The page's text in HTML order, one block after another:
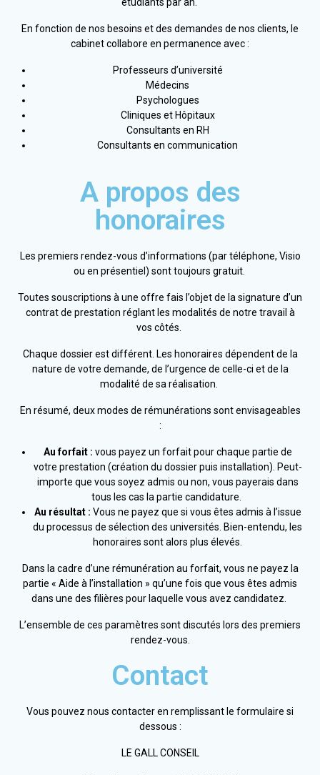
étudiants par an.
En fonction de nos besoins et des demandes de nos clients, le
cabinet collabore en permanence avec :
Professeurs d’université
Médecins
Psychologues
Cliniques et Hôpitaux
Consultants en RH
Consultants en communication
A propos des
honoraires
Les premiers rendez-vous d’informations (par téléphone, Visio
ou en présentiel) sont toujours gratuit.
Toutes souscriptions à une offre fais l’objet de la signature d’un
contrat de prestation réglant les modalités de notre travail à
vos côtés.
Chaque dossier est différent. Les honoraires dépendent de la
nature de votre demande, de l’urgence de celle-ci et de la
modalité de sa réalisation.
En résumé, deux modes de rémunérations sont envisageables
:
Au forfait : vous payez un forfait pour chaque partie de
votre prestation (création du dossier puis installation). Peut-
importe que vous soyez admis ou non, vous payerais dans
tous les cas la partie candidature.
Au résultat : Vous ne payez que si vous êtes admis à l’issue
du processus de sélection des universités. Bien-entendu, les
honoraires sont alors plus élevés.
Dans la cadre d’une rémunération au forfait, vous ne payez la
partie « Aide à l’installation » qu’une fois que vous êtes admis
dans une des filières pour laquelle vous avez candidatez.
L’ensemble de ces paramètres sont discutés lors des premiers
rendez-vous.
Contact
Vous pouvez nous contacter en remplissant le formulaire si
dessous :
LE GALL CONSEIL